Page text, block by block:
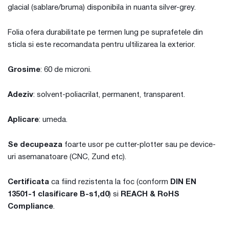
glacial (sablare/bruma) disponibila in nuanta silver-grey.
Folia ofera durabilitate pe termen lung pe suprafetele din
sticla si este recomandata pentru ultilizarea la exterior.
Grosime: 60 de microni.
Adeziv: solvent-poliacrilat, permanent, transparent.
Aplicare: umeda.
Se decupeaza foarte usor pe cutter-plotter sau pe device-
uri asemanatoare (CNC, Zund etc).
Certificata ca fiind rezistenta la foc (conform DIN EN
13501-1 clasificare B-s1,d0) si REACH & RoHS
Compliance.